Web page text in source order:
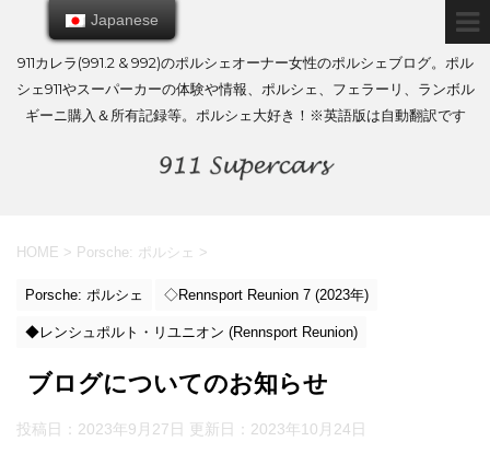
911カレラ(991.2 & 992)のポルシェオーナー女性のポルシェブログ。ポル
シェ911やスーパーカーの体験や情報、ポルシェ、フェラーリ、ランボル
ギーニ購入＆所有記録等。ポルシェ大好き！※英語版は自動翻訳です
HOME > Porsche: ポルシェ >
Porsche: ポルシェ ◇Rennsport Reunion 7 (2023年)
◆レンシュポルト・リユニオン (Rennsport Reunion)
ブログについてのお知らせ
投稿日：2023年9月27日 更新日： 2023年10月24日
Japanese
Japanese